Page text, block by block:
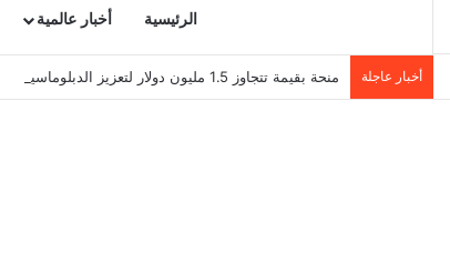
الرئيسية أخبار عالمية
أخبار عاجلة منحة بقيمة تتجاوز 1.5 مليون دولار لتعزيز الدبلوماسية التجارية في تونس!